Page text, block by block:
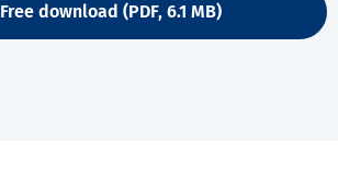
Free download (PDF, 6.1 MB)